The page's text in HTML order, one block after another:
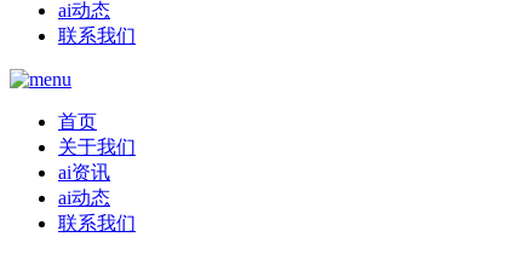
ai动态
联系我们
首页
关于我们
ai资讯
ai动态
联系我们